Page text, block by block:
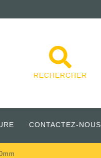
RECHERCHER
CONTACTEZ-NOUS